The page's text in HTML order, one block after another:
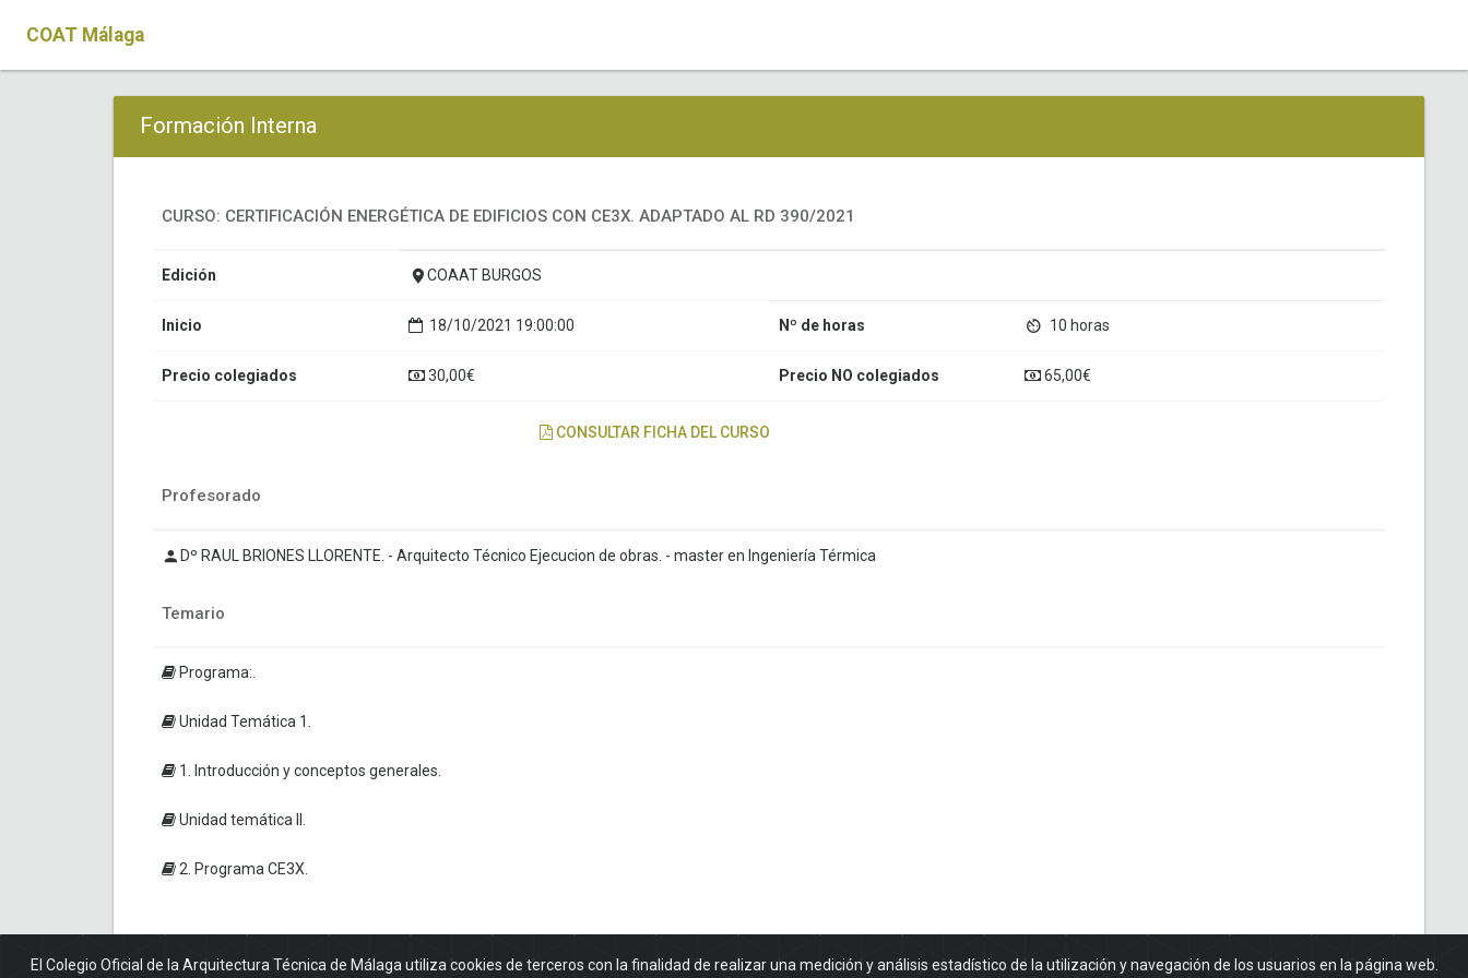
COAT Málaga
Formación Interna
CURSO: CERTIFICACIÓN ENERGÉTICA DE EDIFICIOS CON CE3X. ADAPTADO AL RD 390/2021
Edición COAAT BURGOS
Inicio 18/10/2021 19:00:00 Nº de horas 10 horas
Precio colegiados 30,00€ Precio NO colegiados 65,00€
CONSULTAR FICHA DEL CURSO
Profesorado
Dº RAUL BRIONES LLORENTE. - Arquitecto Técnico Ejecucion de obras. - master en Ingeniería Térmica
Temario
Programa:.
Unidad Temática 1.
1. Introducción y conceptos generales.
Unidad temática II.
2. Programa CE3X.
Finalizado el periodo de inscripción
El Colegio Oficial de la Arquitectura Técnica de Málaga utiliza cookies de terceros con la finalidad de realizar una medición y análisis estadístico de la utilización y navegación de los usuarios en la página web.